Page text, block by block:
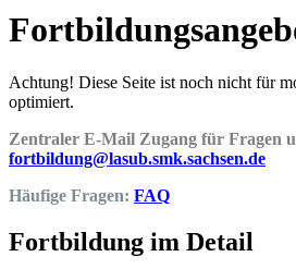
Achtung! Diese Seite ist noch nicht für
optimiert.
Zentraler E-Mail Zugang für Fragen
fortbildung@lasub.smk.sachsen.de
Häufige Fragen: FAQ
Fortbildung im Detail